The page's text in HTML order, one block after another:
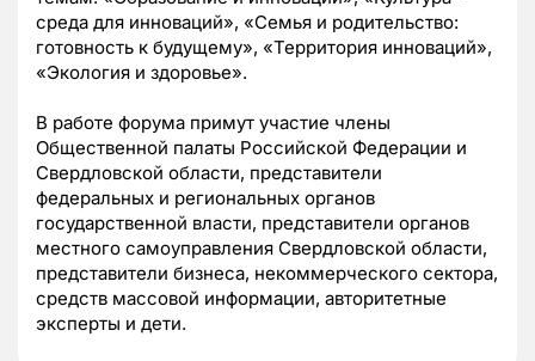
среда для инноваций», «Семья и родительство:
готовность к будущему», «Территория инноваций»,
«Экология и здоровье».
В работе форума примут участие члены
Общественной палаты Российской Федерации и
Свердловской области, представители
федеральных и региональных органов
государственной власти, представители органов
местного самоуправления Свердловской области,
представители бизнеса, некоммерческого сектора,
средств массовой информации, авторитетные
эксперты и дети.